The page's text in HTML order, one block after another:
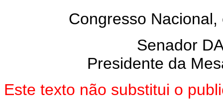
Congresso
Senador
Presidente da
Este texto não substitui o